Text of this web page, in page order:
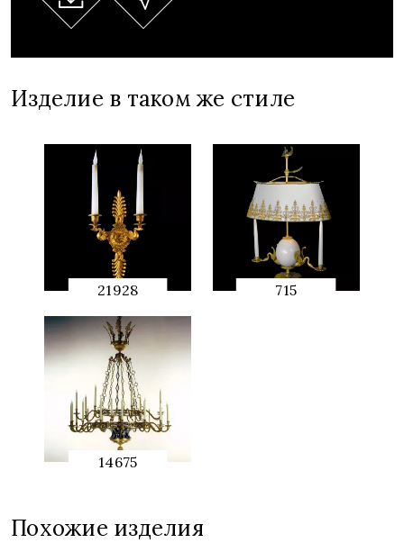
Изделие в таком же стиле
21928
QUICK
PREVIEW
715
14675
Похожие изделия